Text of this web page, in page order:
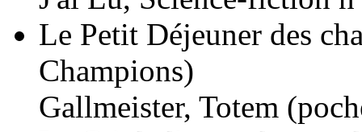
Le Petit Déjeuner des
Champions)
Gallmeister, Totem